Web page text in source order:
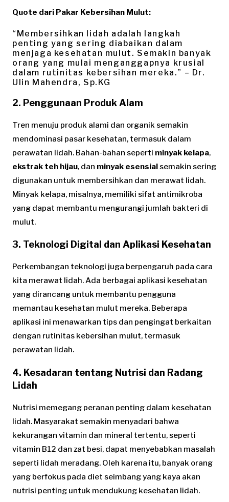
Quote dari Pakar Kebersihan Mulut:
“Membersihkan lidah adalah langkah
penting yang sering diabaikan dalam
menjaga kesehatan mulut. Semakin banyak
orang yang mulai menganggapnya krusial
dalam rutinitas kebersihan mereka.” – Dr.
Ulin Mahendra, Sp.KG
2. Penggunaan Produk Alam
Tren menuju produk alami dan organik semakin
mendominasi pasar kesehatan, termasuk dalam
perawatan lidah. Bahan-bahan seperti minyak kelapa,
ekstrak teh hijau, dan minyak esensialsemakin sering
digunakan untuk membersihkan dan merawat lidah.
Minyak kelapa, misalnya, memiliki sifat antimikroba
yang dapat membantu mengurangi jumlah bakteri di
mulut.
3. Teknologi Digital dan Aplikasi Kesehatan
Perkembangan teknologi juga berpengaruh pada cara
kita merawat lidah. Ada berbagai aplikasi kesehatan
yang dirancang untuk membantu pengguna
memantau kesehatan mulut mereka. Beberapa
aplikasi ini menawarkan tips dan pengingat berkaitan
dengan rutinitas kebersihan mulut, termasuk
perawatan lidah.
4. Kesadaran tentang Nutrisi dan Radang
Lidah
Nutrisi memegang peranan penting dalam kesehatan
lidah. Masyarakat semakin menyadari bahwa
kekurangan vitamin dan mineral tertentu, seperti
vitamin B12 dan zat besi, dapat menyebabkan masalah
seperti lidah meradang. Oleh karena itu, banyak orang
yang berfokus pada diet seimbang yang kaya akan
nutrisi penting untuk mendukung kesehatan lidah.